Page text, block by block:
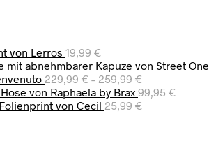
von Lerros 19,99 €
mit abnehmbarer Kapuze von Street One
229,99 € – 259,99 €
von Raphaela by Brax 99,95 €
von Cecil 25,99 €